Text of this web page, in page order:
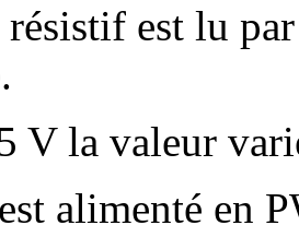
est lu
V la valeur
alimenté en